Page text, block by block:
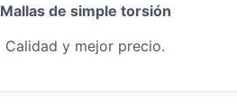
Mallas de simple torsión
Calidad y mejor precio.